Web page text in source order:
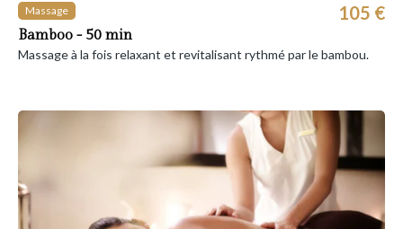
Massage
Bamboo - 50 min
105 €
Massage à la fois relaxant et revitalisant rythmé par le bambou.